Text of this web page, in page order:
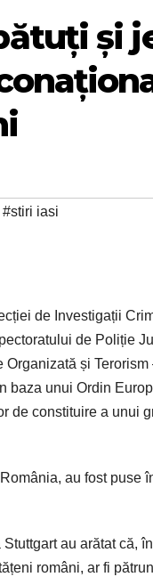
și
#stiri iasi
de Investigații
de Poliție
și
baza unui Ordin
de constituire a unui
au fost
au arătat că,
români, ar fi